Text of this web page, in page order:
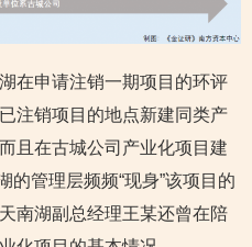
在申请注销一期项目的环评
注销项目的地点新建同类产
且在古城公司产业化项目建
管理层频频“现身”该项目的
南湖副总经理王某还曾在陪